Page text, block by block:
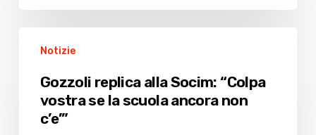
replica
Socim:
“Colpa
vostra
Notizie
Gozzoli replica alla Socim: “Colpa
vostra se la scuola ancora non
c’e’”